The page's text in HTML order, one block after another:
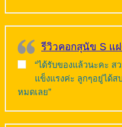
รีวิวคอกสุนัข S แ
“ได้รับของแล้วนะคะ ส
แข็งแรงค่ะ ลูกๆอยู่ได้
หมดเลย”